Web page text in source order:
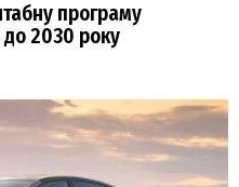
програму
до 2030 року